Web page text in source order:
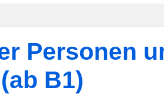
Personen
B1)